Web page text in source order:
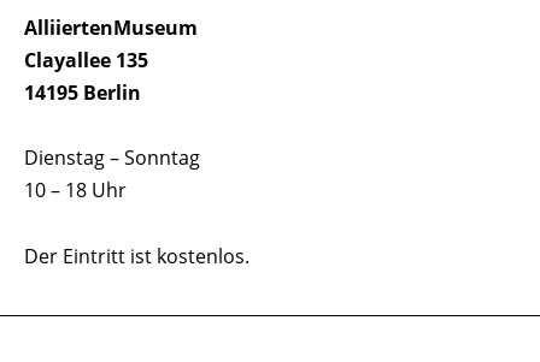
AlliiertenMuseum
Clayallee 135
14195 Berlin
Dienstag – Sonntag
10 – 18 Uhr
Der Eintritt ist kostenlos.